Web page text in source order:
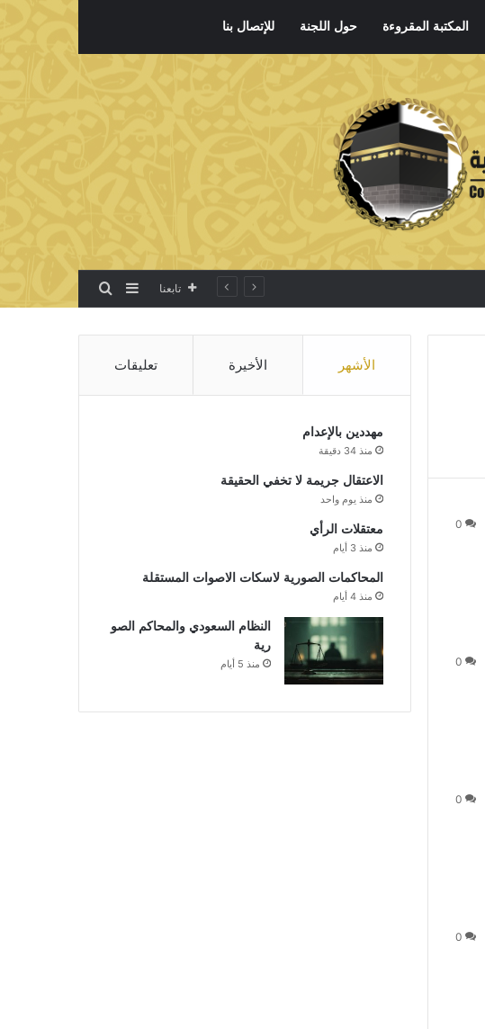
المكتبة المقروءة حول اللجنة للإتصال بنا
تابعنا إضافة عمود جانبي
بحث عن
0
0
0
0
الأشهر الأخيرة تعليقات
مهددين بالإعدام
منذ 34 دقيقة
الاعتقال جريمة لا تخفي الحقيقة
منذ يوم واحد
معتقلات الرأي
منذ 3 أيام
المحاكمات الصورية لاسكات الاصوات المستقلة
منذ 4 أيام
النظام السعودي والمحاكم الصو
رية
منذ 5 أيام